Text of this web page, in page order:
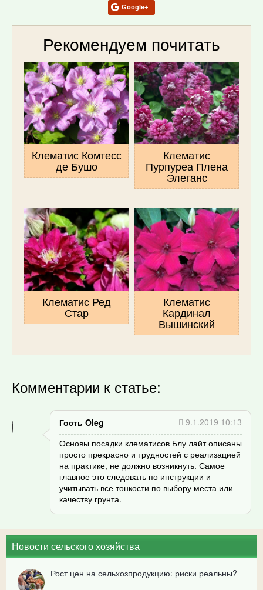
Google+
Рекомендуем почитать
Клематис Комтесс
де Бушо
Клематис
Пурпуреа Плена
Элеганс
Клематис Ред
Стар
Клематис
Кардинал
Вышинский
Комментарии к статье:
Гость Oleg
9.1.2019 10:13
Основы посадки клематисов Блу лайт описаны
просто прекрасно и трудностей с реализацией
на практике, не должно возникнуть. Самое
главное это следовать по инструкции и
учитывать все тонкости по выбору места или
качеству грунта.
Новости сельского хозяйства
Рост цен на сельхозпродукцию: риски реальны?